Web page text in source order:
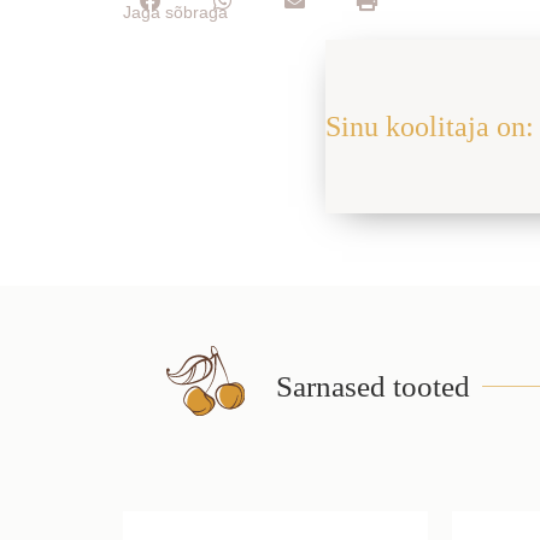
Jaga sõbraga
Sinu koolitaja on:
Sarnased tooted